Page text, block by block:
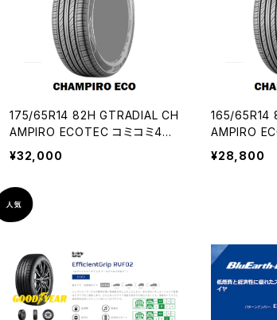
175/65R14 82H GTRADIAL CH
AMPIRO ECOTEC コミコミ4本
セット
¥32,000
165/65R14
AMPIRO
セット
¥28,800